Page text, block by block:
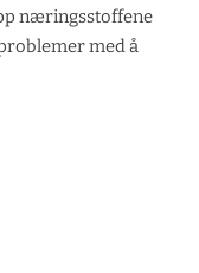
næringsstoffene
med å